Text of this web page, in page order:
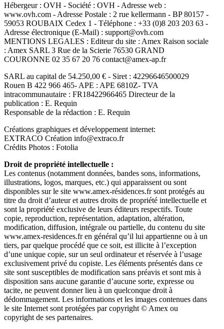
Hébergeur : OVH - Société : OVH - Adresse web :
www.ovh.com - Adresse Postale : 2 rue kellermann - BP 80157 -
59053 ROUBAIX Cedex 1 - Téléphone : +33 (0)8 203 203 63 -
Adresse électronique (E-Mail) : support@ovh.com
MENTIONS LEGALES : Editeur du site : Amex Raison sociale
: Amex SARL 3 Rue de la Scierie 76530 GRAND
COURONNE 02 35 67 20 76 contact@amex-ap.fr
SARL au capital de 54.250,00 € - Siret : 42296646500029
Rouen B 422 966 465- APE : APE 6810Z- TVA
intracommunautaire : FR18422966465 Directeur de la
publication : E. Requin
Responsable de la rédaction : E. Requin
Créations graphiques et développement internet:
EXTRACO Création info@extraco.fr
Crédits Photos : Fotolia
Droit de propriété intellectuelle :
Les contenus (notamment données, bandes sons, informations,
illustrations, logos, marques, etc.) qui apparaissent ou sont
disponibles sur le site www.amex-résidences.fr sont protégés au
titre du droit d’auteur et autres droits de propriété intellectuelle et
sont la propriété exclusive de leurs éditeurs respectifs. Toute
copie, reproduction, représentation, adaptation, altération,
modification, diffusion, intégrale ou partielle, du contenu du site
www.amex-residences.fr en général qu’il lui appartienne ou à un
tiers, par quelque procédé que ce soit, est illicite à l’exception
d’une unique copie, sur un seul ordinateur et réservée à l’usage
exclusivement privé du copiste. Les éléments présentés dans ce
site sont susceptibles de modification sans préavis et sont mis à
disposition sans aucune garantie d’aucune sorte, expresse ou
tacite, ne peuvent donner lieu à un quelconque droit à
dédommagement. Les informations et les images contenues dans
le site Internet sont protégées par copyright © Amex ou
copyright de ses partenaires.